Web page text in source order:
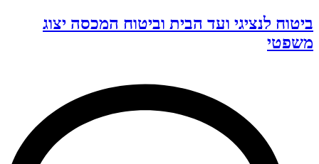
ביטוח לנציגי ועד הבית וביטוח המכסה יצוג
משפטי